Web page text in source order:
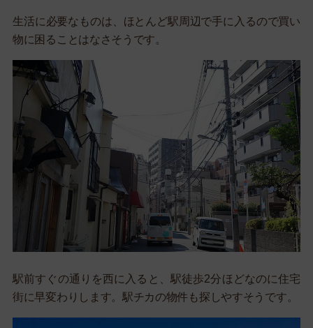
生活に必要なものは、ほとんど駅周辺で手に入るので買い
物に困ることはなさそうです。
駅前すぐの通りを西に入ると、駅徒歩2分ほどなのに住宅
街に早変わりします。駅チカの物件も探しやすそうです。